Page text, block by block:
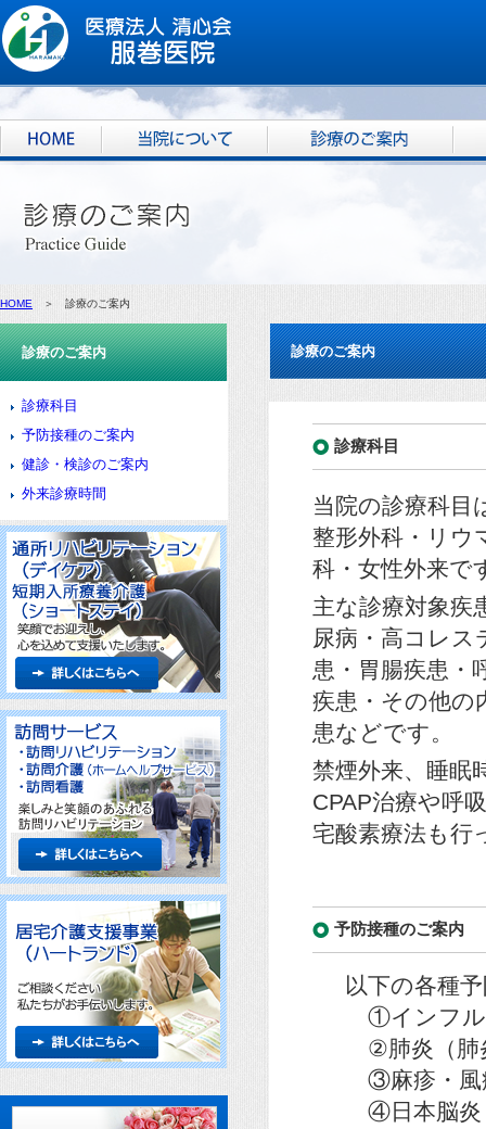
HOME ＞ 診療のご案内
診療のご案内
診療科目
予防接種のご案内
健診・検診のご案内
外来診療時間
診療のご案内
診療科目
当院の診療科目
整形外科・リウ
科・女性外来で
主な診療対象疾
尿病・高コレス
患・胃腸疾患・
疾患・その他の
患などです。
禁煙外来、睡眠
CPAP治療や呼
宅酸素療法も行
予防接種のご案内
以下の各種
①インフル
②肺炎（肺
③麻疹・風
④日本脳炎